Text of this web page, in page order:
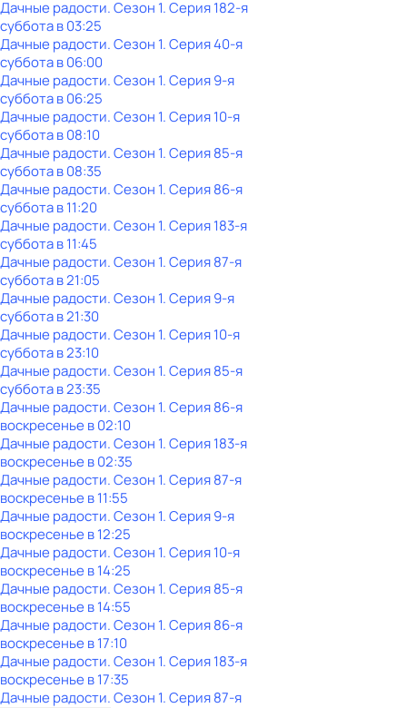
Дачные радости. Сезон 1. Серия 182-я
субботав03:25
Дачные радости. Сезон 1. Серия 40-я
субботав06:00
Дачные радости. Сезон 1. Серия 9-я
субботав06:25
Дачные радости. Сезон 1. Серия 10-я
субботав08:10
Дачные радости. Сезон 1. Серия 85-я
субботав08:35
Дачные радости. Сезон 1. Серия 86-я
субботав11:20
Дачные радости. Сезон 1. Серия 183-я
субботав11:45
Дачные радости. Сезон 1. Серия 87-я
субботав21:05
Дачные радости. Сезон 1. Серия 9-я
субботав21:30
Дачные радости. Сезон 1. Серия 10-я
субботав23:10
Дачные радости. Сезон 1. Серия 85-я
субботав23:35
Дачные радости. Сезон 1. Серия 86-я
воскресенье в02:10
Дачные радости. Сезон 1. Серия 183-я
воскресенье в02:35
Дачные радости. Сезон 1. Серия 87-я
воскресенье в11:55
Дачные радости. Сезон 1. Серия 9-я
воскресенье в12:25
Дачные радости. Сезон 1. Серия 10-я
воскресенье в14:25
Дачные радости. Сезон 1. Серия 85-я
воскресенье в14:55
Дачные радости. Сезон 1. Серия 86-я
воскресенье в17:10
Дачные радости. Сезон 1. Серия 183-я
воскресенье в17:35
Дачные радости. Сезон 1. Серия 87-я